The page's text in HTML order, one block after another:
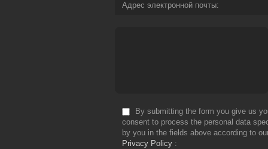
Адрес электронной почты
By submitting the form you give us
consent to process the personal data
by you in the fields above according to
Privacy Policy